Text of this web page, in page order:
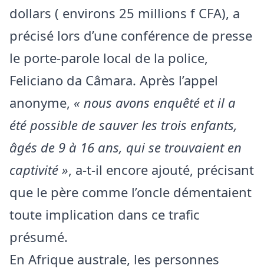
dollars ( environs 25 millions f CFA), a
précisé lors d’une conférence de presse
le porte-parole local de la police,
Feliciano da Câmara. Après l’appel
anonyme, « nous avons enquêté et il a
été possible de sauver les trois enfants,
âgés de 9 à 16 ans, qui se trouvaient en
captivité », a-t-il encore ajouté, précisant
que le père comme l’oncle démentaient
toute implication dans ce trafic
présumé.
En Afrique australe, les personnes